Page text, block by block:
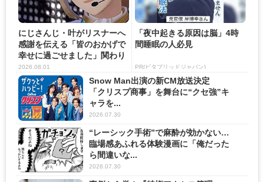
にじさんじ・叶がリスナーへ
感謝を伝える「皆のおかげで
幸せに過ごせました」関わり
の...
2026.08.01
「夜中起きる原因は脳」4時
間睡眠の人必見
PR(ビタブリッドジャパン)
Snow Man出演の新CM放送決定
「クリスプ商事」を舞台に“クセ強”キ
ャラを...
2026.07.30
“レーシック手術”で麻酔が効かない…
臨場感あふれる体験漫画に「俺だった
ら間違いな...
2026.07.30